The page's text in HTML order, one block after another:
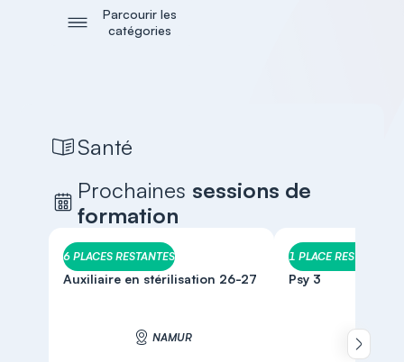
Parcourir les
catégories
Santé
Prochaines sessions de
formation
6 PLACES RESTANTES
Auxiliaire en stérilisation 26-27
NAMUR
1 PLACE RESTANTE
Psy 3
Défiler